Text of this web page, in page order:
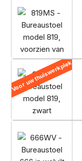
Voor uw thuiswerkplek